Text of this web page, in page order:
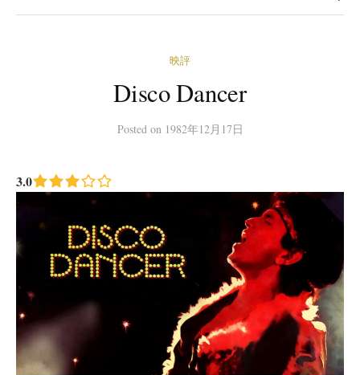
映評
Disco Dancer
Posted on 1982年12月17日
3.0